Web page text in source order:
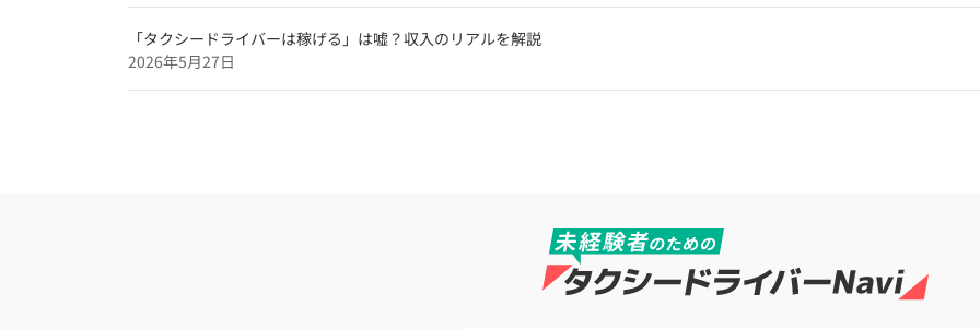
「タクシードライバーは稼げる」は嘘？収入のリアルを解説
2026年5月27日